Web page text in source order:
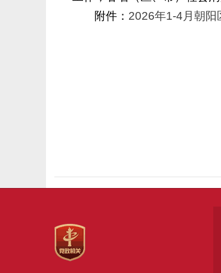
附件： 2026年1-4月朝阳